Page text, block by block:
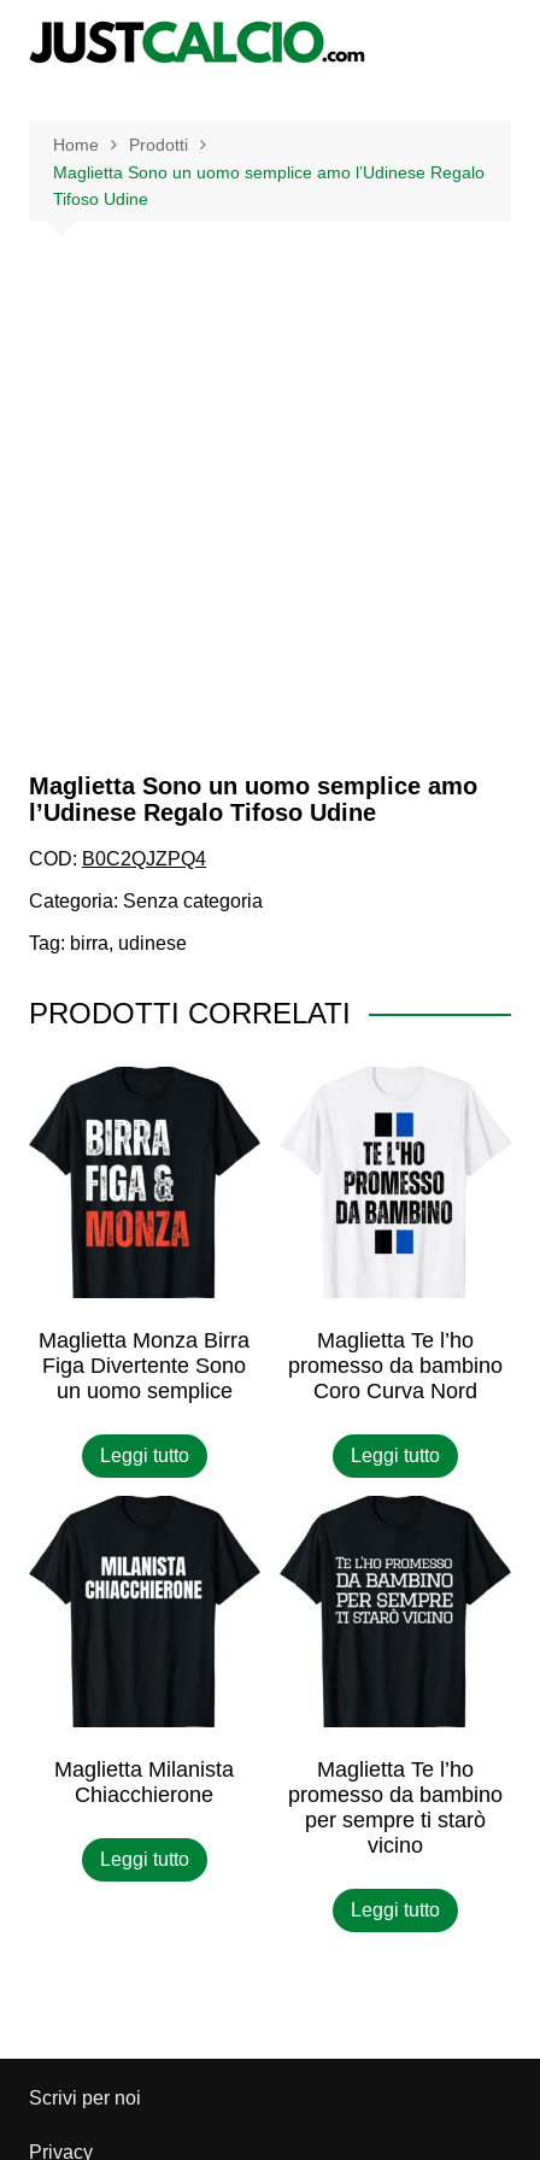
Home
Prodotti
Maglietta Sono un uomo semplice amo l’Udinese Regalo
Tifoso Udine
Maglietta Sono un uomo semplice amo
l’Udinese Regalo Tifoso Udine
COD: B0C2QJZPQ4
Categoria: Senza categoria
Tag: birra, udinese
PRODOTTI CORRELATI
Maglietta Monza Birra
Figa Divertente Sono
un uomo semplice
Leggi tutto
Maglietta Te l’ho
promesso da bambino
Coro Curva Nord
Leggi tutto
Maglietta Milanista
Chiacchierone
Leggi tutto
Maglietta Te l’ho
promesso da bambino
per sempre ti starò
vicino
Leggi tutto
Scrivi per noi
Privacy